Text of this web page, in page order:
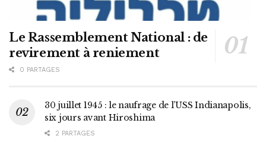
Le Rassemblement National : de
revirement à reniement
0 PARTAGES
30 juillet 1945 : le naufrage de l’USS Indianapolis,
six jours avant Hiroshima
2 PARTAGES